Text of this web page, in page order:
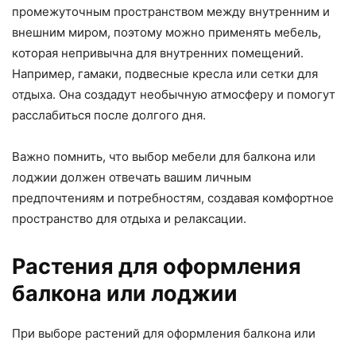
промежуточным пространством между внутренним и
внешним миром, поэтому можно применять мебель,
которая непривычна для внутренних помещений.
Например, гамаки, подвесные кресла или сетки для
отдыха. Она создадут необычную атмосферу и помогут
расслабиться после долгого дня.
Важно помнить, что выбор мебели для балкона или
лоджии должен отвечать вашим личным
предпочтениям и потребностям, создавая комфортное
пространство для отдыха и релаксации.
Растения для оформления
балкона или лоджии
При выборе растений для оформления балкона или